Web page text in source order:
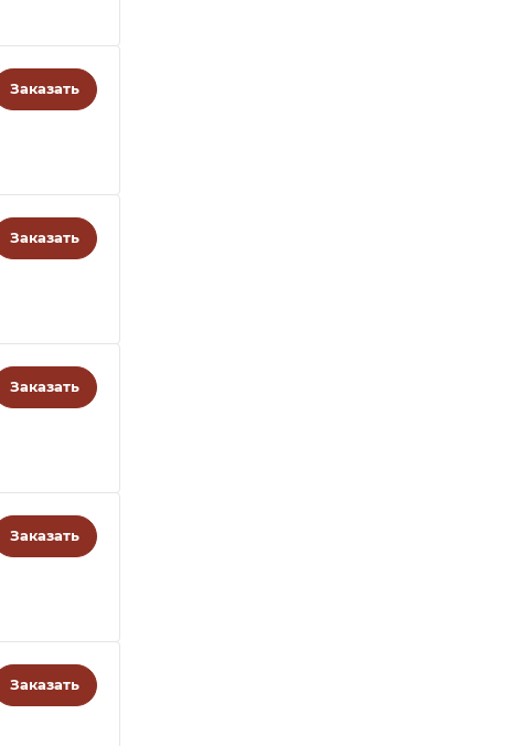
Заказать
Заказать
Заказать
Заказать
Заказать